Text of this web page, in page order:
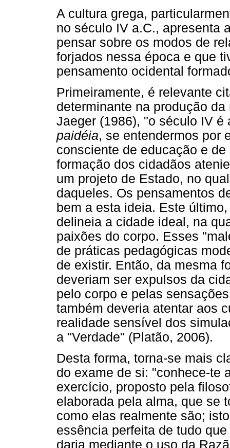
A cultura grega,
no século IV a.C., apresenta
pensar sobre os modos de
forjados nessa época e que
pensamento ocidental
Primeiramente, é relevante
determinante na produção
Jaeger (1986), "o século IV
paidéia, se entendermos por
consciente de educação e
formação dos cidadãos
um projeto de Estado, no
daqueles. Os pensamentos
bem a esta ideia. Este
delineia a cidade ideal, na
paixões do corpo. Esses
de práticas pedagógicas
de existir. Então, da mesma
deveriam ser expulsos da
pelo corpo e pelas
também deveria atentar aos
realidade sensível dos
a "Verdade" (Platão, 2006).
Desta forma, torna-se mais
do exame de si: "conhece-te
exercício, proposto pela
elaborada pela alma, que se
como elas realmente são;
essência perfeita de tudo
daria mediante o uso da